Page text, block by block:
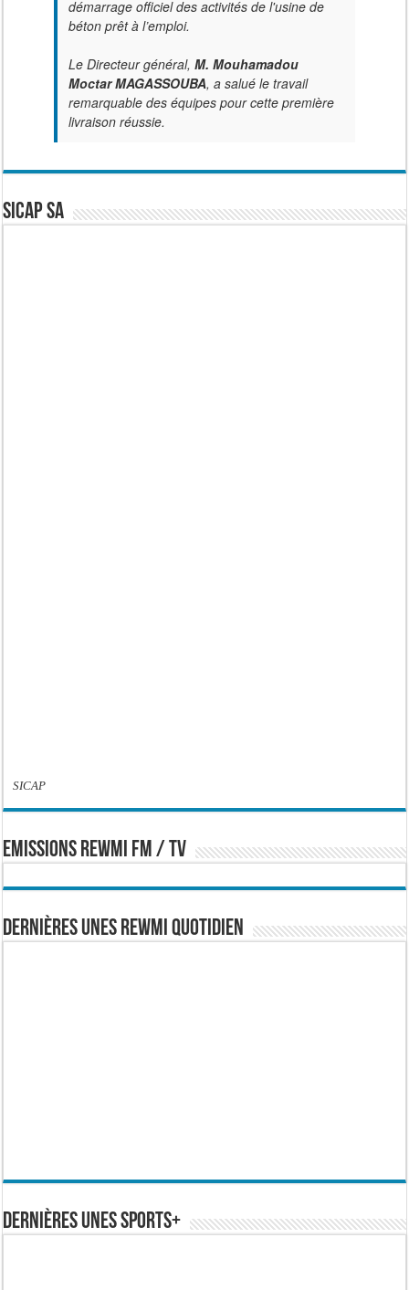
démarrage officiel des activités de l'usine de
béton prêt à l’emploi.
Le Directeur général, M. Mouhamadou
Moctar MAGASSOUBA, a salué le travail
remarquable des équipes pour cette première
livraison réussie.
SICAP SA
SICAP
EMISSIONS REWMI FM / TV
Dernières Unes Rewmi Quotidien
Dernières Unes Sports+